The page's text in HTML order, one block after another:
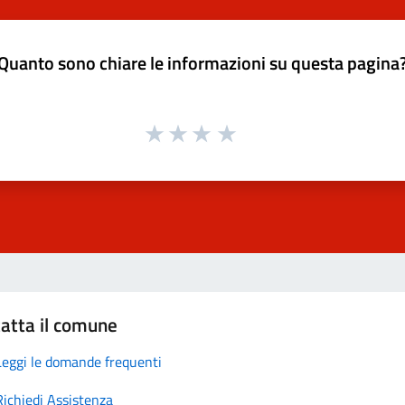
sono chiare le informazioni su questa
il comune
le domande frequenti
Assistenza